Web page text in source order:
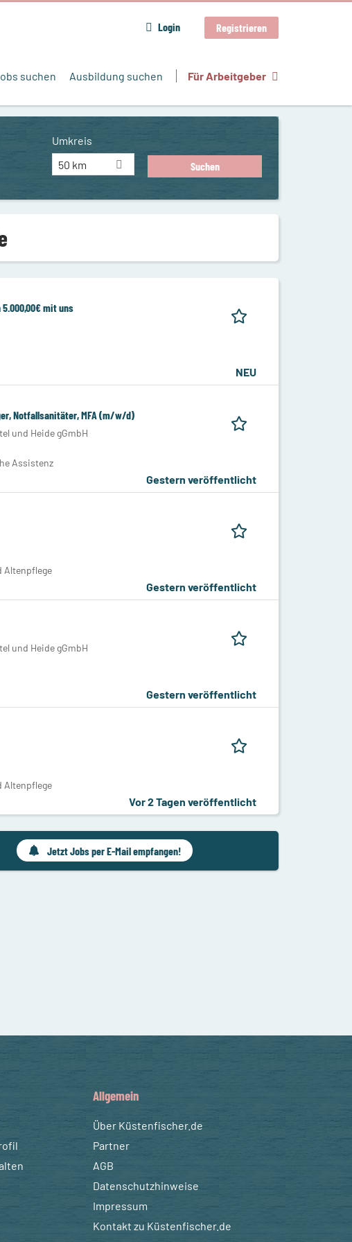
Login Registrieren
suchen Ausbildung suchen Für Arbeitgeber
Umkreis
50 km
mit uns
NEU
Notfallsanitäter, MFA (m/w/d)
und Heide gGmbH
Assistenz
Gestern veröffentlicht
Altenpflege
Gestern veröffentlicht
und Heide gGmbH
Gestern veröffentlicht
Altenpflege
Vor 2 Tagen veröffentlicht
Jetzt Jobs per E-Mail empfangen!
Allgemein
Über Küstenfischer.de
Partner
AGB
Datenschutzhinweise
Impressum
Kontakt zu Küstenfischer.de